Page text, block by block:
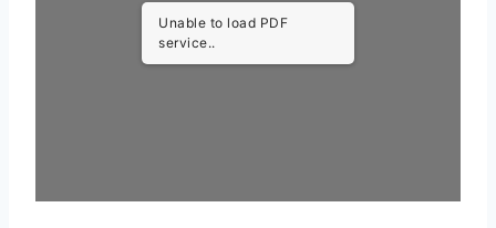
Unable to load PDF
service..